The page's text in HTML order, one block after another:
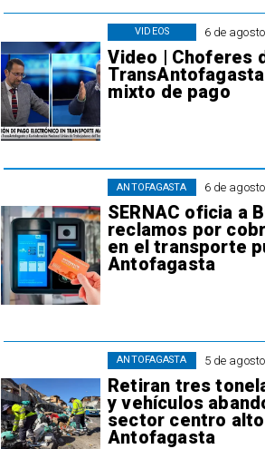
6 de
Video | Choferes
mixto de pago
VIDEOS
6 de
SERNAC oficia a
reclamos por
en el transporte
Antofagasta
ANTOFAGASTA
5 de
Retiran tres
y vehículos
sector centro
Antofagasta
ANTOFAGASTA